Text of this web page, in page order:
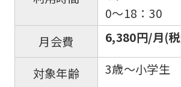
0〜18：30
月会費
6,380円/月(
対象年齢 3歳〜小学生